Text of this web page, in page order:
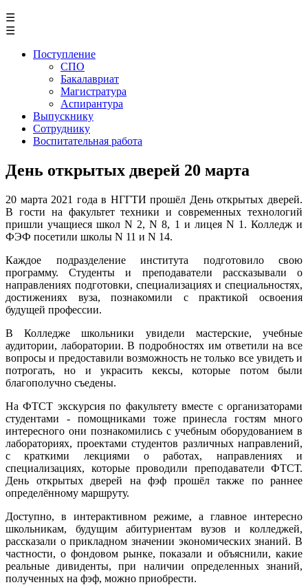
☰
☰
Поступление
СПО
Бакалавриат
Магистратура
Аспирантура
Выпускнику
Сотруднику
Воспитательная работа
День открытых дверей 20 марта
20 марта 2021 года в НГГТИ прошёл День открытых дверей.
В гости на факультет техники и современных технологий
пришли учащиеся школ N 2, N 8, 1 и лицея N 1. Колледж и
ФЭФ посетили школы N 11 и N 14.
Каждое подразделение института подготовило свою
программу. Студенты и преподаватели рассказывали о
направлениях подготовки, специализациях и специальностях,
достижениях вуза, познакомили с практикой освоения
будущей профессии.
В Колледже школьники увидели мастерские, учебные
аудитории, лаборатории. В подробностях им ответили на все
вопросы и предоставили возможность не только все увидеть и
потрогать, но и украсить кексы, которые потом были
благополучно съедены.
На ФТСТ экскурсия по факультету вместе с организаторами
студентами - помощниками тоже принесла гостям много
интересного они познакомились с учебным оборудованием в
лабораториях, проектами студентов различных направлений,
с краткими лекциями о работах, направлениях и
специализациях, которые проводили преподаватели ФТСТ.
День открытых дверей на фэф прошёл также по раннее
определённому маршруту.
Доступно, в интерактивном режиме, а главное интересно
школьникам, будущим абитуриентам вузов и колледжей,
рассказали о прикладном значении экономических знаний. В
частности, о фондовом рынке, показали и объяснили, какие
реальные дивиденты, при наличии определенных знаний,
полученных на фэф, можно приобрести.